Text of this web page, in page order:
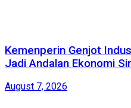
Kemenperin Genjot
Jadi Andalan Ekonomi
August 7, 2026